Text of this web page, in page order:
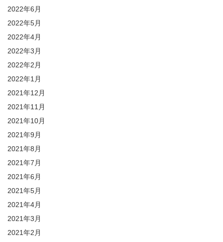
2022年6月
2022年5月
2022年4月
2022年3月
2022年2月
2022年1月
2021年12月
2021年11月
2021年10月
2021年9月
2021年8月
2021年7月
2021年6月
2021年5月
2021年4月
2021年3月
2021年2月